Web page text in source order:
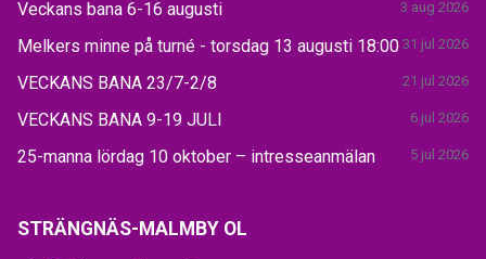
Veckans bana 6-16 augusti 3 aug 2026
Melkers minne på turné - torsdag 13 augusti 18:00 31 jul 2026
VECKANS BANA 23/7-2/8 21 jul 2026
VECKANS BANA 9-19 JULI 6 jul 2026
25-manna lördag 10 oktober – intresseanmälan 5 jul 2026
STRÄNGNÄS-MALMBY OL